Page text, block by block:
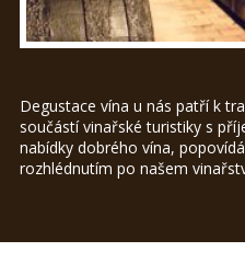
Degustace vína u nás patří k
součástí vinařské turistiky s
nabídky dobrého vína,
rozhlédnutím po našem